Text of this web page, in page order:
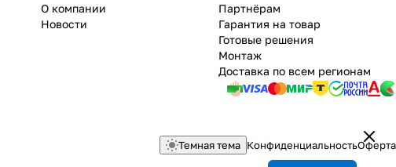
О компании
Новости
Партнёрам
Гарантия на товар
Готовые решения
Монтаж
Доставка по всем регионам
Темная тема КонфиденциальностьОферта